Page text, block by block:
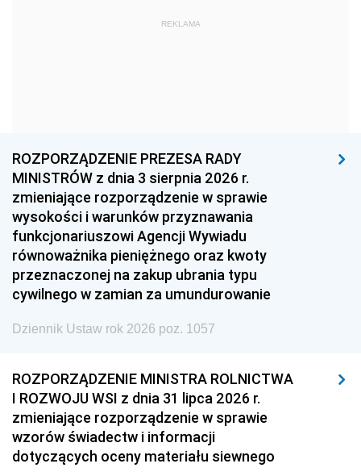
1957 1956
1954 1953
1951 1950
1948 1947
1945 1944 1939
1938 1937 1936
1935 1934
1929 1928 1927
1926 1925 1924
1923 1922
REKLAMA
ROZPORZĄDZENIE PREZESA RADY
MINISTRÓW z dnia 3 sierpnia 2026 r.
zmieniające rozporządzenie w sprawie
wysokości i warunków przyznawania
funkcjonariuszowi Agencji Wywiadu
równoważnika pieniężnego oraz kwoty
przeznaczonej na zakup ubrania typu
cywilnego w zamian za umundurowanie
Dziennik Ustaw rok 2026 poz. 1057
ROZPORZĄDZENIE MINISTRA ROLNICTWA
I ROZWOJU WSI z dnia 31 lipca 2026 r.
zmieniające rozporządzenie w sprawie
wzorów świadectw i informacji
dotyczących oceny materiału siewnego